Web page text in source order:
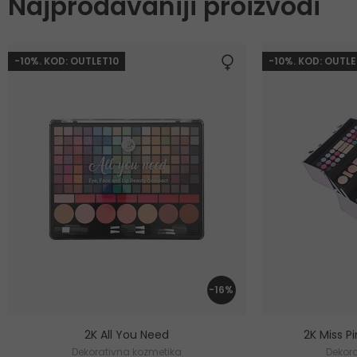
-10%. KOD: OUTLET10
-16%
2K All You Need
Dekorativna kozmetika
-10%. KOD:
2K Miss